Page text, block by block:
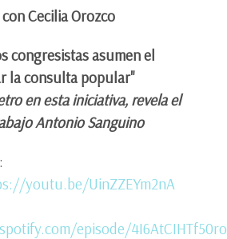
con Cecilia Orozco
congresistas asumen el
la consulta popular"
en esta iniciativa, revela el
Antonio Sanguino
youtu.be/UinZZEYm2nA
episode/